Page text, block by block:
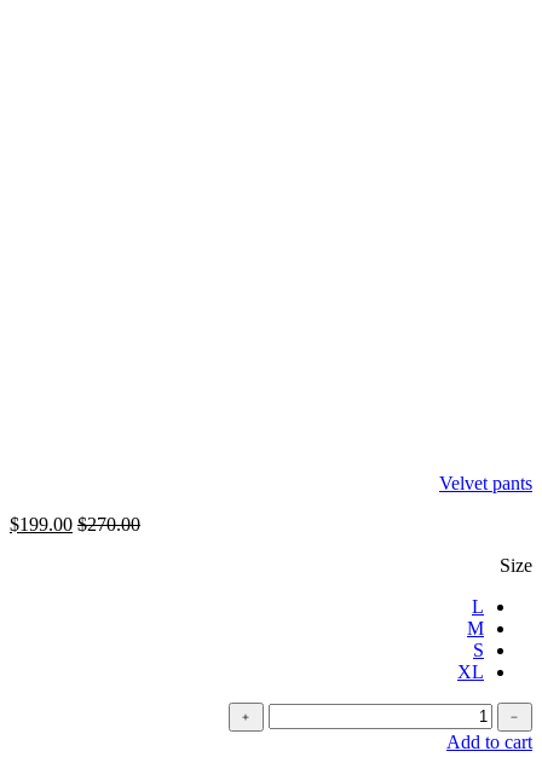
Velvet pants
$270.00
$199.00
Size
L
M
S
XL
كمية
Long
﹣
﹢
Add to cart